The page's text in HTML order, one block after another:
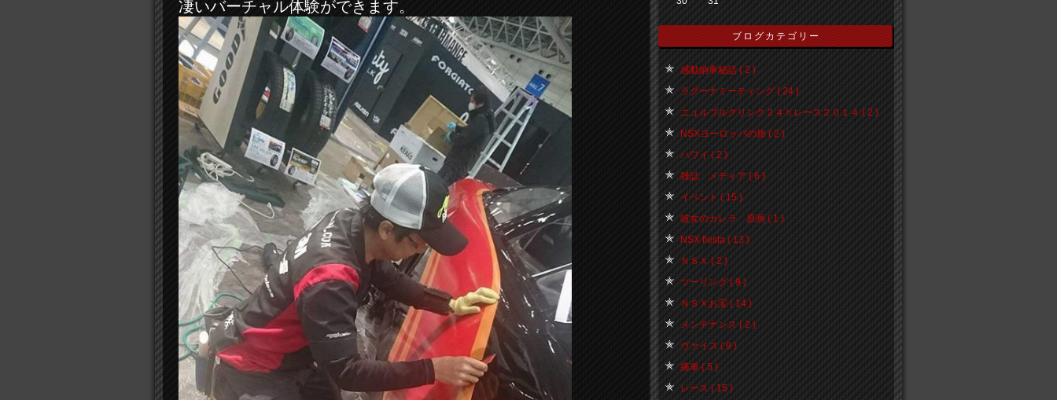
凄いバーチャル体験ができます。
ブログカテゴリー
感動納車秘話 ( 2 )
ラグーナミーティング ( 24 )
ニュルブルクリンク２４ｈレース２０１４ ( 2 )
NSXヨーロッパの旅 ( 2 )
ハワイ ( 2 )
雑誌 メディア ( 6 )
イベント ( 15 )
彼女のカレラ 原画 ( 1 )
NSX fiesta ( 13 )
ＮＳＸ ( 2 )
ツーリング ( 9 )
ＮＳＸお宝 ( 14 )
メンテナンス ( 2 )
ヴァイス ( 9 )
痛車 ( 5 )
レース ( 15 )